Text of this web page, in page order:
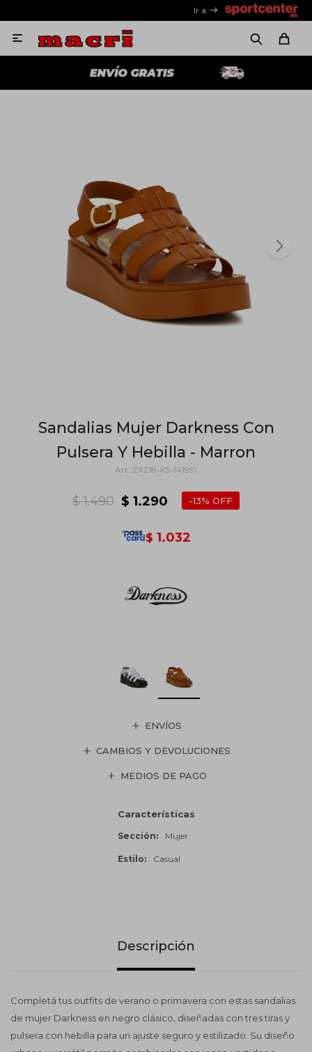
Ir a

Sandalias Mujer Darkness Con
Pulsera Y Hebilla - Marron
ZX218-K5-141991
$ 1.290
$ 1.490 13
$ 1.032
ENVÍOS
CAMBIOS Y DEVOLUCIONES
MEDIOS DE PAGO
Características
Sección Mujer
Estilo Casual
Descripción
Completá tus outfits de verano o primavera con estas sandalias
de mujer Darkness en negro clásico, diseñadas con tres tiras y
pulsera con hebilla para un ajuste seguro y estilizado. Su diseño